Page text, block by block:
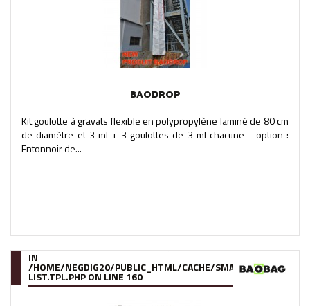
BAODROP
Kit goulotte à gravats flexible en polypropylène laminé de 80 cm
de diamètre et 3 ml + 3 goulottes de 3 ml chacune - option :
Entonnoir de...
NOTICE: UNDEFINED OFFSET: 278
IN
/HOME/NEGDIG20/PUBLIC_HTML/CACHE/SMARTY/
LIST.TPL.PHPON LINE 160